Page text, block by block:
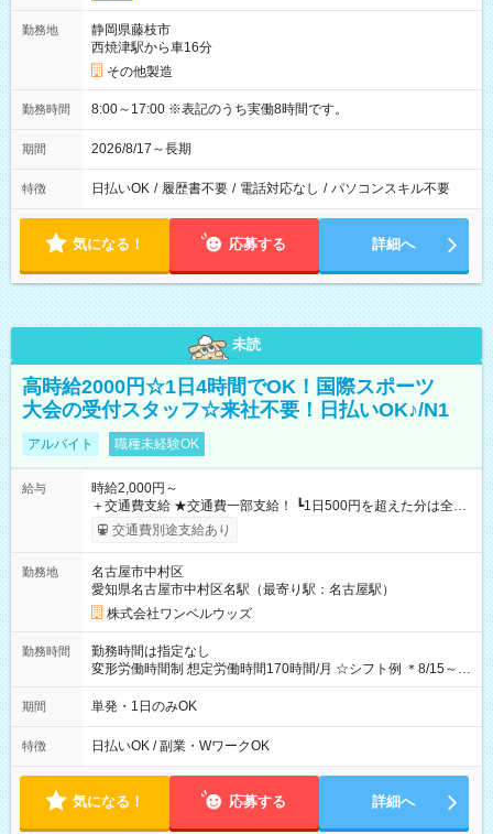
勤務地
静岡県藤枝市
西焼津駅から車16分
その他製造
勤務時間 8:00～17:00 ※表記のうち実働8時間です。
期間 2026/8/17～長期
特徴 日払いOK / 履歴書不要 / 電話対応なし / パソコンスキル不要
気になる！ 応募する 詳細へ
未読
高時給2000円☆1日4時間でOK！国際スポーツ
大会の受付スタッフ☆来社不要！日払いOK♪/N1
アルバイト 職種未経験OK
給与
時給2,000円～
＋交通費支給 ★交通費一部支給！ ┗1日500円を超えた分は全額
支給！ ※往復500円以内の方は自己負担となります ★日払い
OK！（規定あり） ┗働いたその日に現金GET♪ お仕事後はコン
期間なし
交通費別途支給あり
勤務地
名古屋市中村区
愛知県名古屋市中村区名駅（最寄り駅：名古屋駅）
株式会社ワンベルウッズ
勤務時間
勤務時間は指定なし
変形労働時間制 想定労働時間170時間/月 ☆シフト例 ＊8/15～
10/26 全日共通 08：00～12：00 17：00～21：00 ＊8/31
～9/19のみ下記シフトもあります！ 12：00～16：00 ＊9/6～
00
期間 単発・1日のみOK
特徴 日払いOK / 副業・WワークOK
気になる！ 応募する 詳細へ